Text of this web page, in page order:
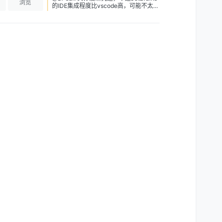
浏览
的IDE集成程度比vscode高，可能不太能